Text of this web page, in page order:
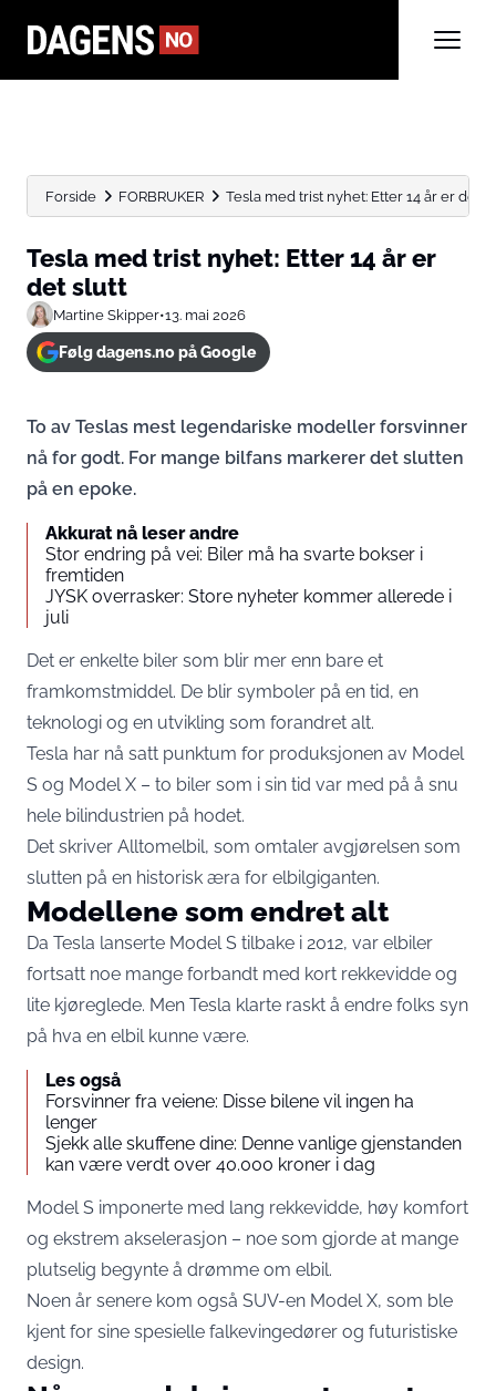
Forside FORBRUKER Tesla med trist nyhet: Etter 14 år er det
Tesla med trist nyhet: Etter 14 år er
det slutt
Martine Skipper•13. mai 2026
Følg dagens.no på Google
To av Teslas mest legendariske modeller forsvinner
nå for godt. For mange bilfans markerer det slutten
på en epoke.
Akkurat nå leser andre
Stor endring på vei: Biler må ha svarte bokser i
fremtiden
JYSK overrasker: Store nyheter kommer allerede i
juli
Det er enkelte biler som blir mer enn bare et
framkomstmiddel. De blir symboler på en tid, en
teknologi og en utvikling som forandret alt.
Tesla har nå satt punktum for produksjonen av Model
S og Model X – to biler som i sin tid var med på å snu
hele bilindustrien på hodet.
Det skriver Alltomelbil, som omtaler avgjørelsen som
slutten på en historisk æra for elbilgiganten.
Modellene som endret alt
Da Tesla lanserte Model S tilbake i 2012, var elbiler
fortsatt noe mange forbandt med kort rekkevidde og
lite kjøreglede. Men Tesla klarte raskt å endre folks syn
på hva en elbil kunne være.
Les også
Forsvinner fra veiene: Disse bilene vil ingen ha
lenger
Sjekk alle skuffene dine: Denne vanlige gjenstanden
kan være verdt over 40.000 kroner i dag
Model S imponerte med lang rekkevidde, høy komfort
og ekstrem akselerasjon – noe som gjorde at mange
plutselig begynte å drømme om elbil.
Noen år senere kom også SUV-en Model X, som ble
kjent for sine spesielle falkevingedører og futuristiske
design.